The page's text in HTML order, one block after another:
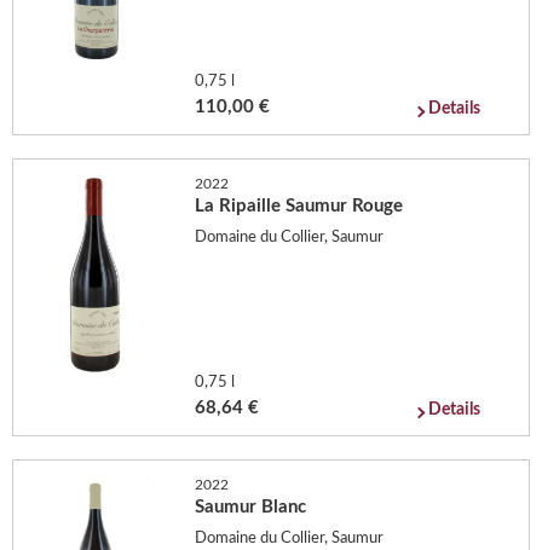
0,75 l
110,00 € Details
2022
La Ripaille Saumur Rouge
Domaine du Collier, Saumur
0,75 l
68,64 € Details
2022
Saumur Blanc
Domaine du Collier, Saumur